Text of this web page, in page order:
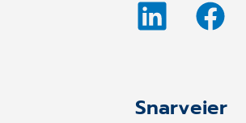
Snarveier